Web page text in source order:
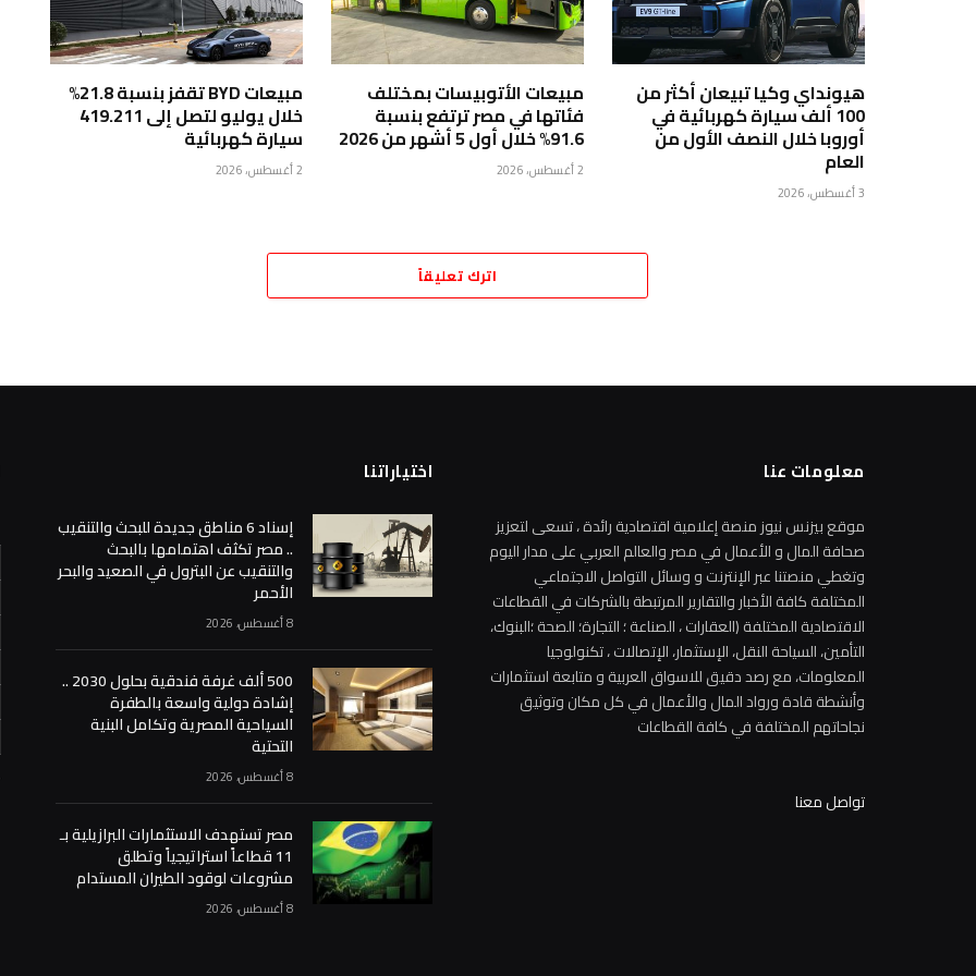
هيونداي وكيا تبيعان أكثر من
100 ألف سيارة كهربائية في
أوروبا خلال النصف الأول من
العام
3 أغسطس، 2026
مبيعات الأتوبيسات بمختلف
فئاتها في مصر ترتفع بنسبة
91.6% خلال أول 5 أشهر من 2026
2 أغسطس، 2026
مبيعات BYD تقفز بنسبة 21.8%
خلال يوليو لتصل إلى 419.211
سيارة كهربائية
2 أغسطس، 2026
اترك تعليقاً
معلومات عنا
موقع بيزنس نيوز منصة إعلامية اقتصادية رائدة ، تسعى لتعزيز
صحافة المال و الأعمال في مصر والعالم العربي على مدار اليوم
وتغطي منصتنا عبر الإنترنت و وسائل التواصل الاجتماعي
المختلفة كافة الأخبار والتقارير المرتبطة بالشركات في القطاعات
الاقتصادية المختلفة (العقارات ، الصناعة ؛ التجارة؛ الصحة ؛البنوك،
التأمين، السياحة النقل، الإستثمار، الإتصالات ، تكنولوجيا
المعلومات، مع رصد دقيق للاسواق العربية و متابعة استثمارات
وأنشطة قادة ورواد المال والأعمال في كل مكان وتوثيق
نجاحاتهم المختلفة في كافة القطاعات
تواصل معنا
اختياراتنا
إسناد 6 مناطق جديدة للبحث والتنقيب
.. مصر تكثف اهتمامها بالبحث
والتنقيب عن البترول في الصعيد والبحر
الأحمر
8 أغسطس، 2026
500 ألف غرفة فندقية بحلول 2030 ..
إشادة دولية واسعة بالطفرة
السياحية المصرية وتكامل البنية
التحتية
8 أغسطس، 2026
مصر تستهدف الاستثمارات البرازيلية بـ
11 قطاعاً استراتيجياً وتطلق
مشروعات لوقود الطيران المستدام
8 أغسطس، 2026